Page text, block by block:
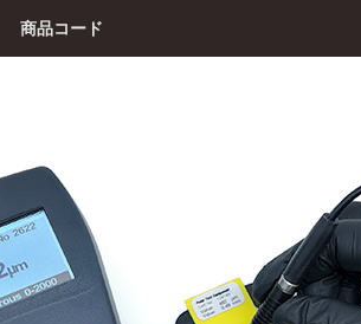
商品コード